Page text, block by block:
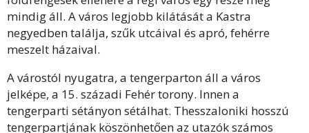
mindig áll. A város legjobb kilátását a Kastra
negyedben találja, szűk utcáival és apró, fehérre
meszelt házaival.
A várostól nyugatra, a tengerparton áll a város
jelképe, a 15. századi Fehér torony. Innen a
tengerparti sétányon sétálhat. Thesszaloniki hosszú
tengerpartjának köszönhetően az utazók számos